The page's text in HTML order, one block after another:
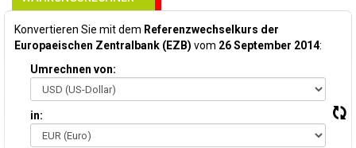
Konvertieren Sie mit dem Referenzwechselkurs der
Europaeischen Zentralbank (EZB) vom 26 September 2014:
Umrechnen von:
in: